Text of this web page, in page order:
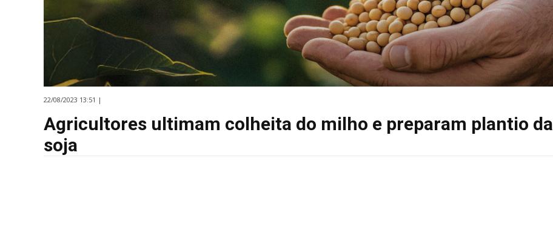
22/08/2023 13:51 |
Agricultores ultimam colheita do milho e preparam plantio da
soja